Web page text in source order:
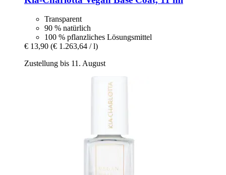
Transparent
90 % natürlich
100 % pflanzliches Lösungsmittel
€ 13,90 (€ 1.263,64 / l)
Zustellung bis 11. August